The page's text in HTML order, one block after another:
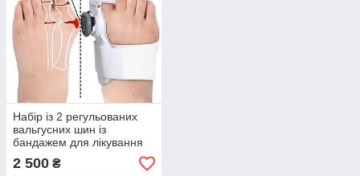
Набір із 2 регульованих
вальгусних шин із
бандажем для лікування
халюс вальгус з 10%
знижкою 10x11 см
2 500 ₴